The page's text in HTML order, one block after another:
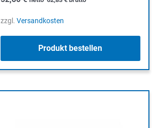
zzgl. Versandkosten
Produkt bestellen